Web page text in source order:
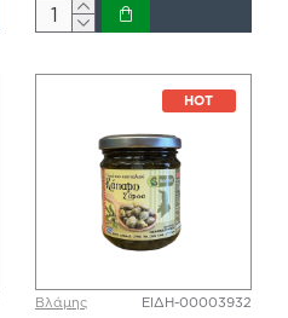
HOT
Βλάμης ΕΙΔΗ-00003932